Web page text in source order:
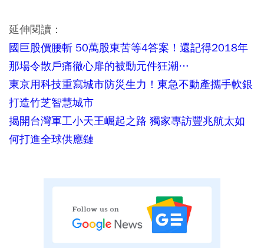
延伸閱讀：
國巨股價腰斬 50萬股東苦等4答案！還記得2018年
那場令散戶痛徹心扉的被動元件狂潮…
東京用科技重寫城市防災生力！東急不動產攜手軟銀
打造竹芝智慧城市
揭開台灣軍工小天王崛起之路 獨家專訪豐兆航太如
何打進全球供應鏈